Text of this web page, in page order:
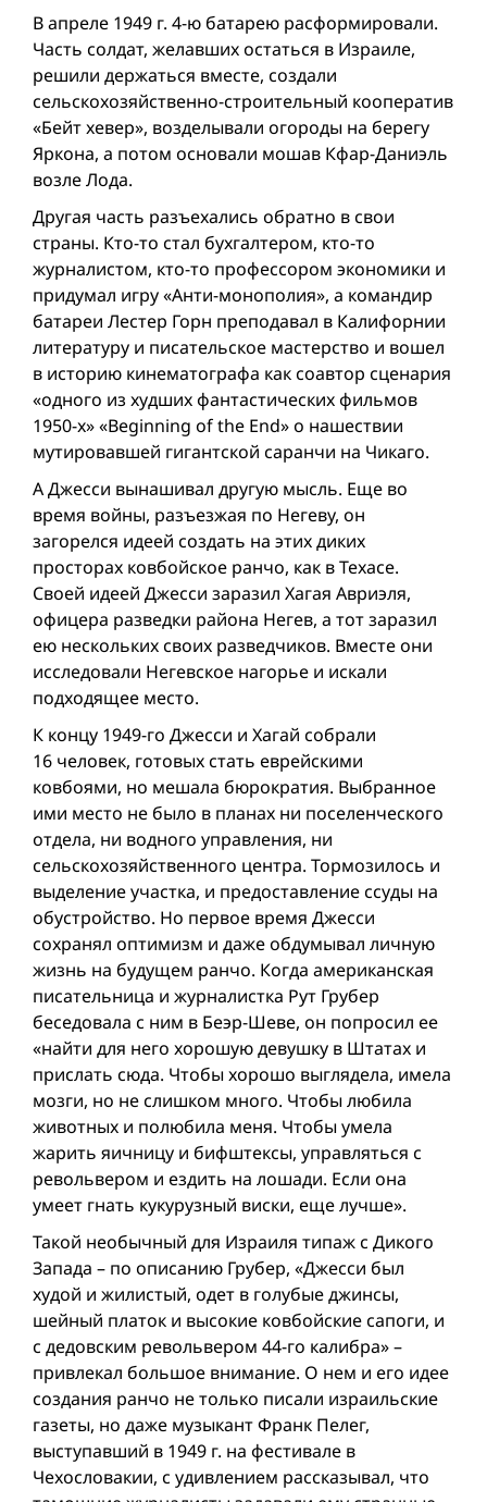
В апреле 1949 г. 4-ю батарею расформировали.
Часть солдат, желавших остаться в Израиле,
решили держаться вместе, создали
сельскохозяйственно-строительный кооператив
«Бейт хевер», возделывали огороды на берегу
Яркона, а потом основали мошав Кфар-Даниэль
возле Лода.
Другая часть разъехались обратно в свои
страны. Кто-то стал бухгалтером, кто-то
журналистом, кто-то профессором экономики и
придумал игру «Анти-монополия», а командир
батареи Лестер Горн преподавал в Калифорнии
литературу и писательское мастерство и вошел
в историю кинематографа как соавтор сценария
«одного из худших фантастических фильмов
1950-х» «Beginning of the End» о нашествии
мутировавшей гигантской саранчи на Чикаго.
А Джесси вынашивал другую мысль. Еще во
время вой­ны, разъезжая по Негеву, он
загорелся идеей создать на этих диких
просторах ковбойское ранчо, как в Техасе.
Своей идеей Джесси заразил Хагая Авриэля,
офицера разведки района Негев, а тот заразил
ею нескольких своих разведчиков. Вместе они
исследовали Негевское нагорье и искали
подходящее место.
К концу 1949-го Джесси и Хагай собрали
16 человек, готовых стать еврейскими
ковбоями, но мешала бюрократия. Выбранное
ими место не было в планах ни поселенческого
отдела, ни водного управления, ни
сельскохозяйственного центра. Тормозилось и
выделение участка, и предоставление ссуды на
обустройство. Но первое время Джесси
сохранял оптимизм и даже обдумывал личную
жизнь на будущем ранчо. Когда американская
писательница и журналистка Рут Грубер
беседовала с ним в Беэр-Шеве, он попросил ее
«найти для него хорошую девушку в Штатах и
прислать сюда. Чтобы хорошо выглядела, имела
мозги, но не слишком много. Чтобы любила
животных и полюбила меня. Чтобы умела
жарить яичницу и бифштексы, управляться с
револьвером и ездить на лошади. Если она
умеет гнать кукурузный виски, еще лучше».
Такой необычный для Израиля типаж с Дикого
Запада – по описанию Грубер, «Джесси был
худой и жилистый, одет в голубые джинсы,
шейный платок и высокие ковбойские сапоги, и
с дедовским револьвером 44-го калибра» –
привлекал большое внимание. О нем и его идее
создания ранчо не только писали израильские
газеты, но даже музыкант Франк Пелег,
выступавший в 1949 г. на фестивале в
Чехословакии, с удивлением рассказывал, что